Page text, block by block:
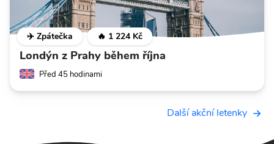
✈️ Zpátečka 🔥 1 224 Kč
Londýn z Prahy během října
Před 45 hodinami
Další akční letenky